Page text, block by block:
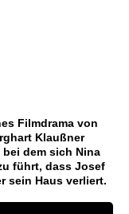
Filmdrama von
Klaußner
dem sich Nina
führt, dass Josef
sein Haus verliert.